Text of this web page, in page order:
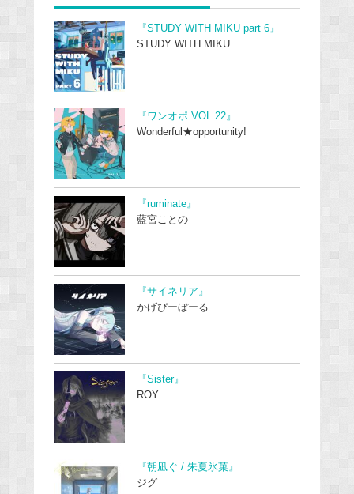
『STUDY WITH MIKU part 6』
STUDY WITH MIKU
『ワンオポ VOL.22』
Wonderful★opportunity!
『ruminate』
藍宮ことの
『サイネリア』
かげぴーぼーる
『Sister』
ROY
『朝凪ぐ / 朱夏氷菓』
ジグ